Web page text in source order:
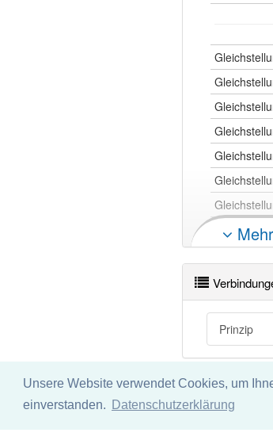
Unsere Website verwendet Cookies, um
einverstanden.
Datenschutzerklärung
Mehr
Prinzip
Wir